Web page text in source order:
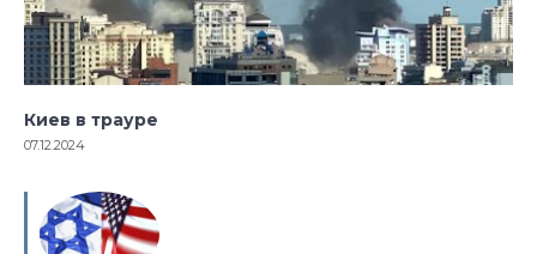
Киев в трауре
07.12.2024